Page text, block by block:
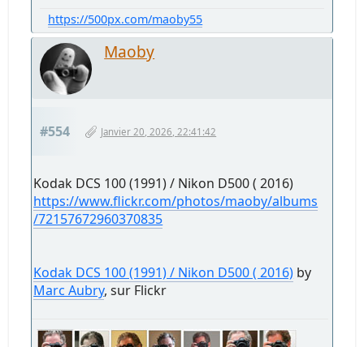
https://500px.com/maoby55
Maoby
#554 Janvier 20, 2026, 22:41:42
Kodak DCS 100 (1991) / Nikon D500 ( 2016)
https://www.flickr.com/photos/maoby/albums
/72157672960370835
Kodak DCS 100 (1991) / Nikon D500 ( 2016) by
Marc Aubry, sur Flickr